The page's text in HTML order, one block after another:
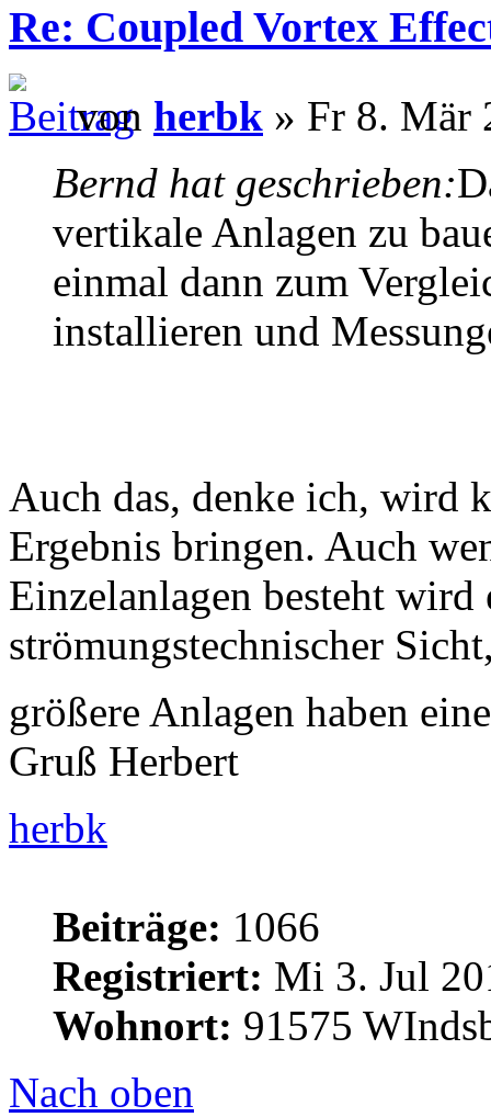
Re: Coupled Vortex
von herbk » Fr 8. Mär
Bernd hat geschrieben:
vertikale Anlagen zu
einmal dann zum
installieren und
Auch das, denke ich, wird
Ergebnis bringen. Auch
Einzelanlagen besteht
strömungstechnischer
größere Anlagen haben
Gruß Herbert
herbk
Beiträge: 1066
Registriert: Mi 3. Jul
Wohnort: 91575
Nach oben